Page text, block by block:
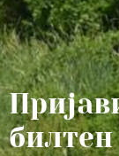
билтен